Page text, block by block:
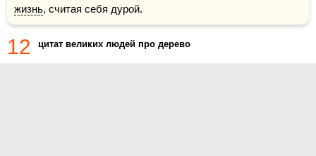
жизнь, считая себя дурой.
12 цитат великих людей про дерево